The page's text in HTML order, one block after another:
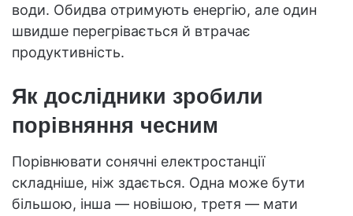
води. Обидва отримують енергію, але один
швидше перегрівається й втрачає
продуктивність.
Як дослідники зробили
порівняння чесним
Порівнювати сонячні електростанції
складніше, ніж здається. Одна може бути
більшою, інша — новішою, третя — мати